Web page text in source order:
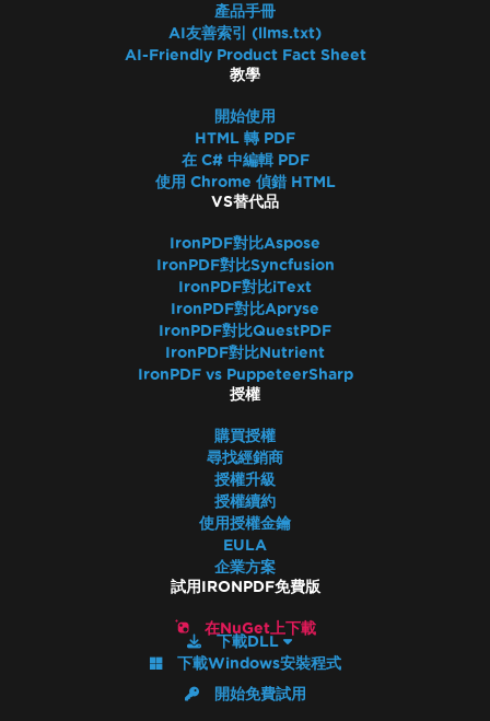
產品手冊
AI友善索引 (llms.txt)
AI-Friendly Product Fact Sheet
教學
開始使用
HTML 轉 PDF
在 C# 中編輯 PDF
使用 Chrome 偵錯 HTML
VS替代品
IronPDF對比Aspose
IronPDF對比Syncfusion
IronPDF對比iText
IronPDF對比Apryse
IronPDF對比QuestPDF
IronPDF對比Nutrient
IronPDF vs PuppeteerSharp
授權
購買授權
尋找經銷商
授權升級
授權續約
使用授權金鑰
EULA
企業方案
試用IRONPDF免費版
在NuGet上下載
下載DLL
下載Windows安裝程式
開始免費試用